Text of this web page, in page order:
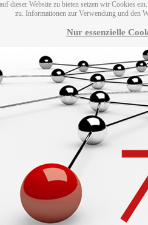
dieser Website zu bieten setzen wir Cookies
zu. Informationen zur Verwendung und den
Nur essenzielle